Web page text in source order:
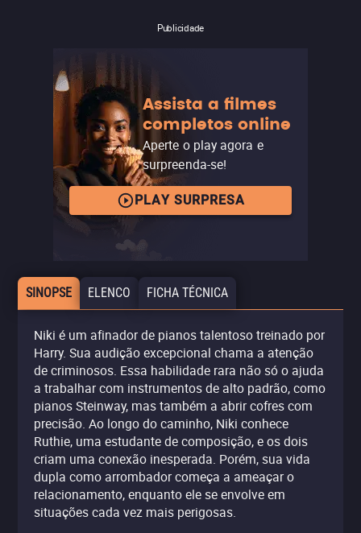
Publicidade
Assista a filmes
completos online
Aperte o play agora e
surpreenda-se!
PLAY SURPRESA
SINOPSE ELENCO FICHA TÉCNICA
Niki é um afinador de pianos talentoso treinado por
Harry. Sua audição excepcional chama a atenção
de criminosos. Essa habilidade rara não só o ajuda
a trabalhar com instrumentos de alto padrão, como
pianos Steinway, mas também a abrir cofres com
precisão. Ao longo do caminho, Niki conhece
Ruthie, uma estudante de composição, e os dois
criam uma conexão inesperada. Porém, sua vida
dupla como arrombador começa a ameaçar o
relacionamento, enquanto ele se envolve em
situações cada vez mais perigosas.